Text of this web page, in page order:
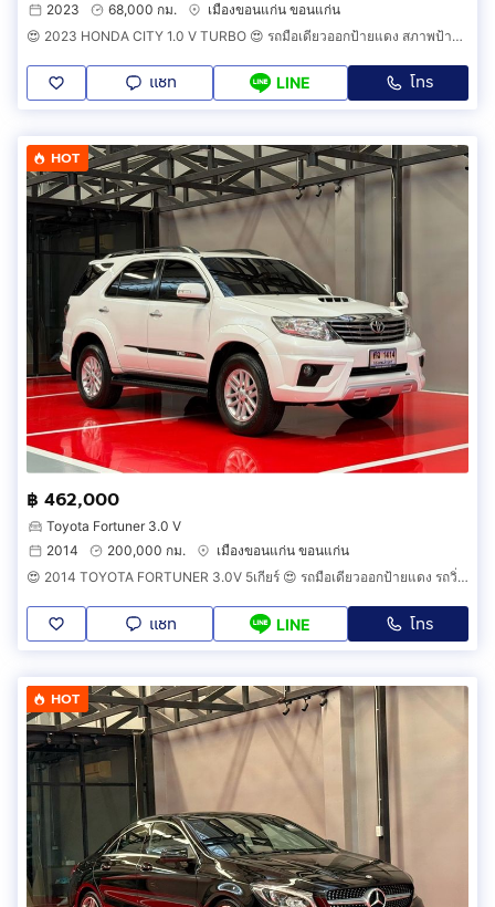
2023 68,000 กม.
เมืองขอนแก่น ขอนแก่น
😍 2023 HONDA CITY 1.0 V TURBO 😍 รถมือเดียวออกป้ายแดง สภาพป้ายแดง วิ่งน้อยเพียง 6X,XXX กม รถไม่เคยมีอุบัติเหตุครับ
แชท LINE โทร
HOT
฿ 462,000
Toyota Fortuner 3.0 V
2014
200,000 กม.
เมืองขอนแก่น ขอนแก่น
😍 2014 TOYOTA FORTUNER 3.0V 5เกียร์ 😍 รถมือเดียวออกป้ายแดง รถวิ่งน้อย ประวัติศูนย์ครบ รถไม่เคยมีอุบัติเหตุครับ
แชท LINE โทร
HOT